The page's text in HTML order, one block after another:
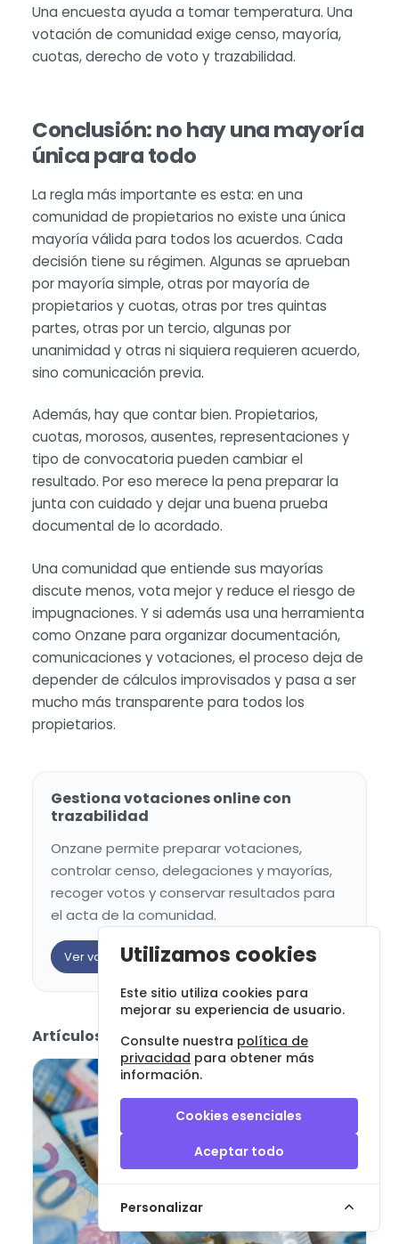
Una encuesta ayuda a tomar temperatura. Una
votación de comunidad exige censo, mayoría,
cuotas, derecho de voto y trazabilidad.
Conclusión: no hay una mayoría
única para todo
La regla más importante es esta: en una
comunidad de propietarios no existe una única
mayoría válida para todos los acuerdos. Cada
decisión tiene su régimen. Algunas se aprueban
por mayoría simple, otras por mayoría de
propietarios y cuotas, otras por tres quintas
partes, otras por un tercio, algunas por
unanimidad y otras ni siquiera requieren acuerdo,
sino comunicación previa.
Además, hay que contar bien. Propietarios,
cuotas, morosos, ausentes, representaciones y
tipo de convocatoria pueden cambiar el
resultado. Por eso merece la pena preparar la
junta con cuidado y dejar una buena prueba
documental de lo acordado.
Una comunidad que entiende sus mayorías
discute menos, vota mejor y reduce el riesgo de
impugnaciones. Y si además usa una herramienta
como Onzane para organizar documentación,
comunicaciones y votaciones, el proceso deja de
depender de cálculos improvisados y pasa a ser
mucho más transparente para todos los
propietarios.
Gestiona votaciones online con
trazabilidad
Onzane permite preparar votaciones,
controlar censo, delegaciones y mayorías,
recoger votos y conservar resultados para
el acta de la comunidad.
Ver votaciones online Contactar
Artículos relacionados
Utilizamos cookies
Este sitio utiliza cookies para
mejorar su experiencia de usuario.
Consulte nuestra política de
privacidad para obtener más
información.
Cookies esenciales
Aceptar todo
Personalizar